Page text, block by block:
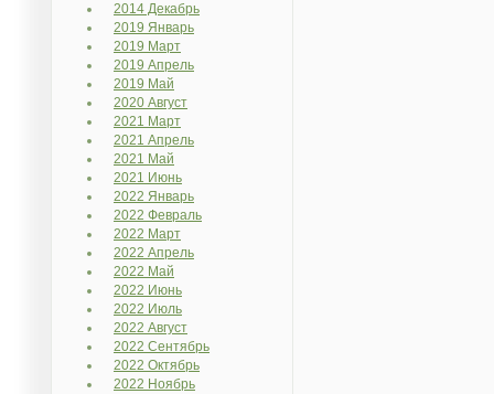
2014 Декабрь
2019 Январь
2019 Март
2019 Апрель
2019 Май
2020 Август
2021 Март
2021 Апрель
2021 Май
2021 Июнь
2022 Январь
2022 Февраль
2022 Март
2022 Апрель
2022 Май
2022 Июнь
2022 Июль
2022 Август
2022 Сентябрь
2022 Октябрь
2022 Ноябрь